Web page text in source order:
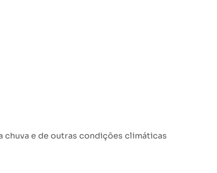
chuva e de outras condições climáticas